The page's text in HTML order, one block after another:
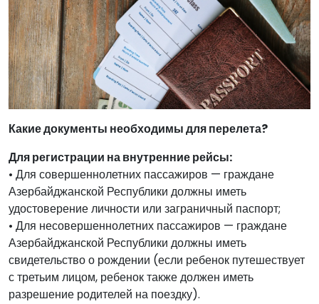
Какие документы необходимы для перелета?
Для регистрации на внутренние рейсы:
• Для совершеннолетних пассажиров — граждане
Азербайджанской Республики должны иметь
удостоверение личности или заграничный паспорт;
• Для несовершеннолетних пассажиров — граждане
Азербайджанской Республики должны иметь
свидетельство о рождении (если ребенок путешествует
с третьим лицом, ребенок также должен иметь
разрешение родителей на поездку).